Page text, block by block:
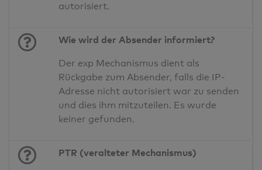
autorisiert.
Wie wird der Absender informiert?
Der exp Mechanismus dient als
Rückgabe zum Absender, falls die IP-
Adresse nicht autorisiert war zu senden
und dies ihm mitzuteilen. Es wurde
keiner gefunden.
PTR (veralteter Mechanismus)